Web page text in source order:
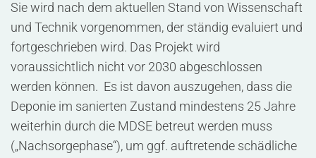
Sie wird nach dem aktuellen Stand von Wissenschaft
und Technik vorgenommen, der ständig evaluiert und
fortgeschrieben wird. Das Projekt wird
voraussichtlich nicht vor 2030 abgeschlossen
werden können. Es ist davon auszugehen, dass die
Deponie im sanierten Zustand mindestens 25 Jahre
weiterhin durch die MDSE betreut werden muss
(„Nachsorgephase“), um ggf. auftretende schädliche